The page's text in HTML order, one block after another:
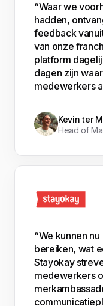
“Waar we
hadden,
feedback
van onze
platform
dagen zijn
medewerkers
Kevin ter
Head of
“We kunnen
bereiken, wat
Stayokay
medewerkers